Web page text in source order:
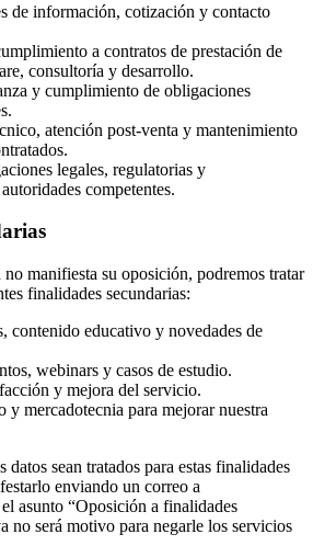
de información, cotización y contacto
a contratos de prestación de
consultoría y desarrollo.
y cumplimiento de obligaciones
atención post-venta y mantenimiento
legales, regulatorias y
competentes.
manifiesta su oposición, podremos tratar
finalidades secundarias:
contenido educativo y novedades de
webinars y casos de estudio.
y mejora del servicio.
y mercadotecnia para mejorar nuestra
datos sean tratados para estas finalidades
enviando un correo a
asunto “Oposición a finalidades
no será motivo para negarle los servicios